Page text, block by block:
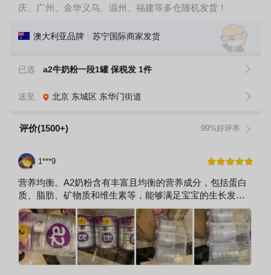
庆、广州、金华义乌、温州、福建等多仓随机发货！
澳大利亚品牌 苏宁国际商家发货
已选 a2牛奶粉一段1罐 保税发 1件
送至 北京 东城区 东华门街道
评价(1500+) 99%好评率
1***9
营养均衡。A2奶粉含有丰富且均衡的营养成分，包括蛋白
质、脂肪、矿物质和维生素等，能够满足宝宝的生长发育
需求。